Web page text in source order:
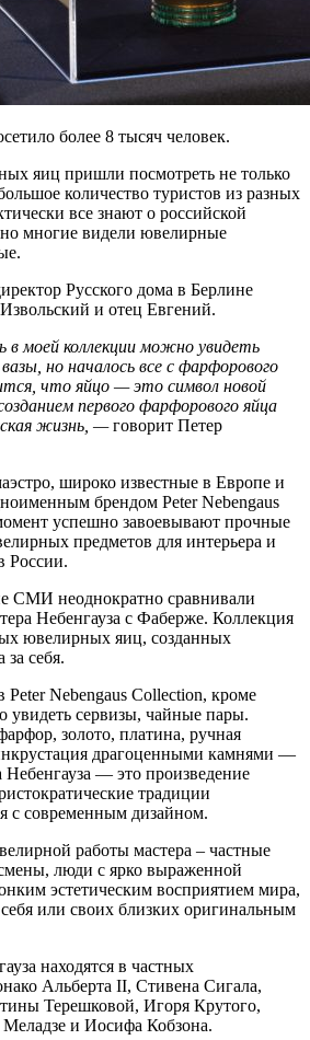
более 8 тысяч человек.
яиц пришли посмотреть не только
количество туристов из разных
все знают о российской
многие видели ювелирные
Русского дома в Берлине
и отец Евгений.
в моей коллекции можно увидеть
но началось все с фарфорового
что яйцо — это символ новой
первого фарфорового яйца
жизнь, —говорит Петер
широко известные в Европе и
брендом Peter Nebengaus
успешно завоевывают прочные
предметов для интерьера и
России.
СМИ неоднократно сравнивали
Небенгауза с Фаберже. Коллекция
ювелирных яиц, созданных
за себя.
Nebengaus Collection, кроме
увидеть сервизы, чайные пары.
золото, платина, ручная
драгоценными камнями —
Небенгауза — это произведение
традиции
с современным дизайном.
работы мастера – частные
люди с ярко выраженной
эстетическим восприятием мира,
или своих близких оригинальным
находятся в частных
Альберта II, Стивена Сигала,
Терешковой, Игоря Крутого,
и Иосифа Кобзона.